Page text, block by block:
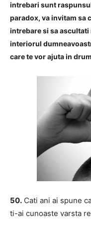
intrebari sunt
paradox, va invitam sa
intrebare si sa ascultati
interiorul
care te vor ajuta in
50. Cati ani ai spune
ti-ai cunoaste varsta